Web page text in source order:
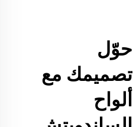
حوّل
تصميمك مع
ألواح